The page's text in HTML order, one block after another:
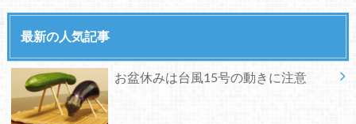
最新の人気記事
お盆休みは台風15号の動きに注意